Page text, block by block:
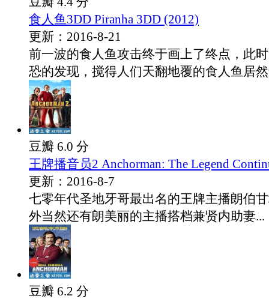
食人鱼3DD Piranha 3DD (2012)
更新：2016-8-21
前一波的食人鱼攻击终于画上了终点，此
恐的发现，搅得人们天翻地覆的食人鱼居
豆瓣 6.0 分
王牌播音员2 Anchorman: The Legend
更新：2016-8-7
七零年代圣地牙哥最出名的王牌主播朗伯
外当然还有朗美丽的主播搭档兼贤内助妻...
豆瓣 6.2 分